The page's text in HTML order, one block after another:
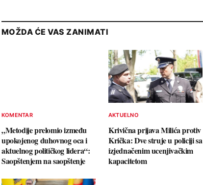
MOŽDA ĆE VAS ZANIMATI
KOMENTAR
„Metodije prelomio između
upokojenog duhovnog oca i
aktuelnog političkog lidera“:
Saopštenjem na saopštenje
AKTUELNO
Krivična prijava Milića protiv
Krička: Dve struje u policiji sa
izjednačenim ucenjivačkim
kapacitetom